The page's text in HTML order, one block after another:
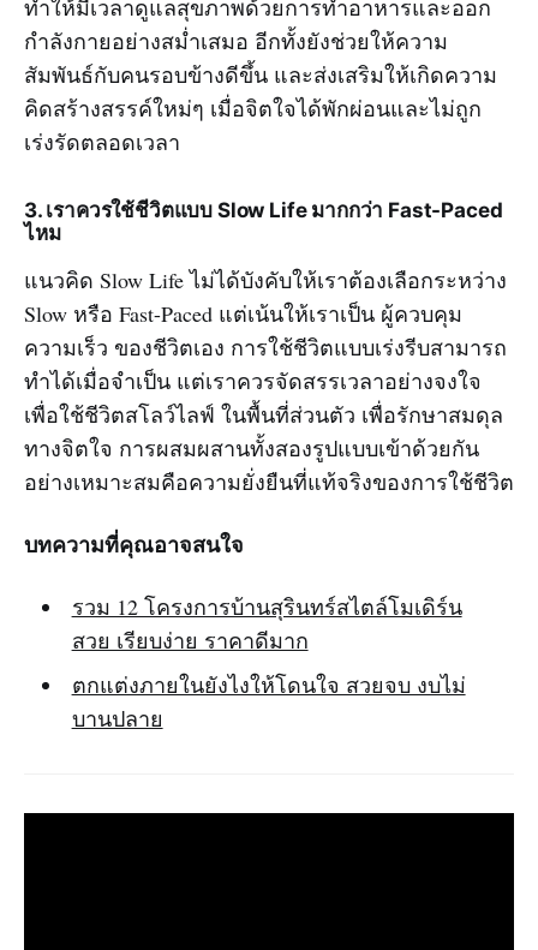
ทำให้มีเวลาดูแลสุขภาพด้วยการทำอาหารและออก
กำลังกายอย่างสม่ำเสมอ อีกทั้งยังช่วยให้ความ
สัมพันธ์กับคนรอบข้างดีขึ้น และส่งเสริมให้เกิดความ
คิดสร้างสรรค์ใหม่ๆ เมื่อจิตใจได้พักผ่อนและไม่ถูก
เร่งรัดตลอดเวลา
3. เราควรใช้ชีวิตแบบ Slow Life มากกว่า Fast-Paced
ไหม
แนวคิด Slow Life ไม่ได้บังคับให้เราต้องเลือกระหว่าง
Slow หรือ Fast-Paced แต่เน้นให้เราเป็น ผู้ควบคุม
ความเร็ว ของชีวิตเอง การใช้ชีวิตแบบเร่งรีบสามารถ
ทำได้เมื่อจำเป็น แต่เราควรจัดสรรเวลาอย่างจงใจ
เพื่อใช้ชีวิตสโลว์ไลฟ์ ในพื้นที่ส่วนตัว เพื่อรักษาสมดุล
ทางจิตใจ การผสมผสานทั้งสองรูปแบบเข้าด้วยกัน
อย่างเหมาะสมคือความยั่งยืนที่แท้จริงของการใช้ชีวิต
บทความที่คุณอาจสนใจ
รวม 12 โครงการบ้านสุรินทร์สไตล์โมเดิร์น
สวย เรียบง่าย ราคาดีมาก
ตกแต่งภายในยังไงให้โดนใจ สวยจบ งบไม่
บานปลาย